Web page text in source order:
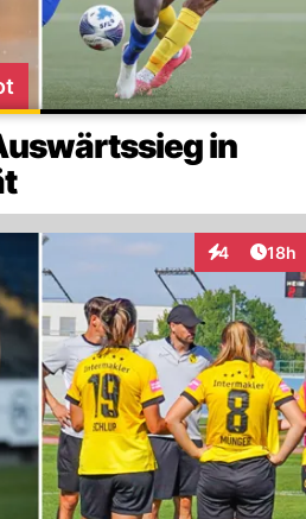
in
4
Interaktionen
18h